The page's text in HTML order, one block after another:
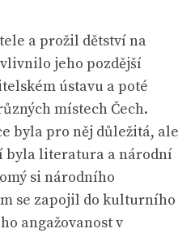
a prožil dětství na
jeho pozdější
ústavu a poté
místech Čech.
byla pro něj důležitá, ale
byla literatura a národní
si národního
se zapojil do kulturního
angažovanost v